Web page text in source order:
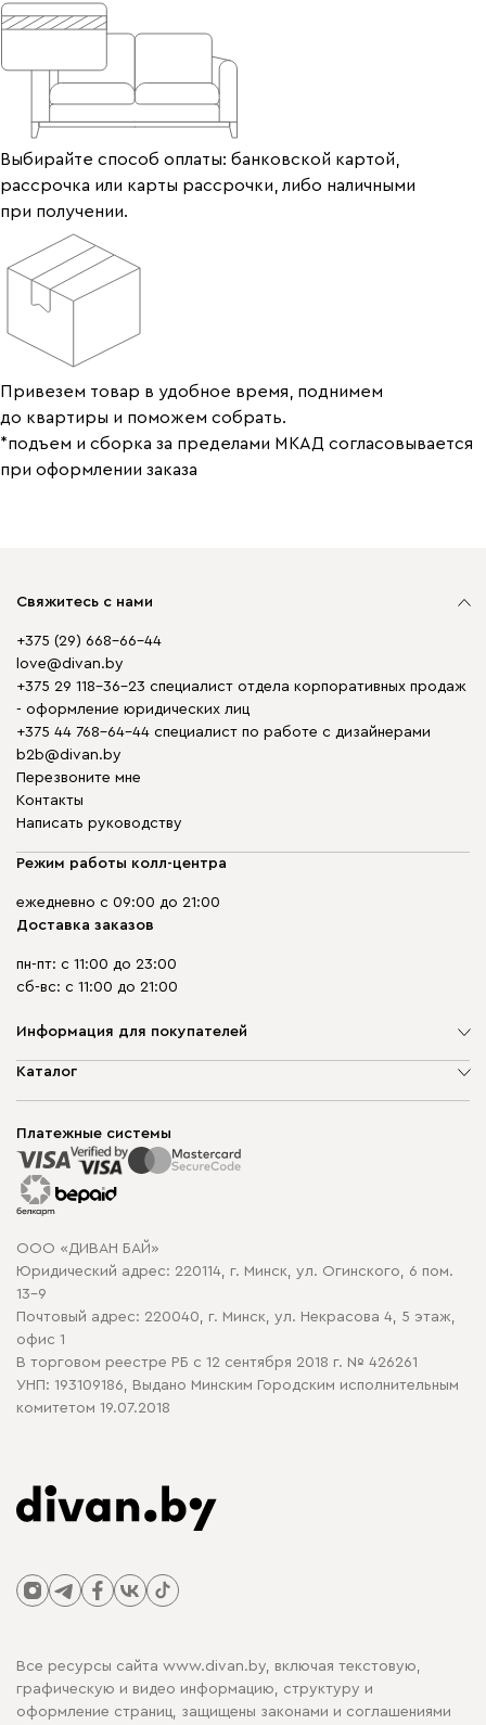
Выбирайте способ оплаты: банковской картой,
рассрочка или карты рассрочки, либо наличными
при получении.
Привезем товар в удобное время, поднимем
до квартиры и поможем собрать.
*подъем и сборка за пределами МКАД согласовывается
при оформлении заказа
Свяжитесь с нами
+375 (29) 668-66-44
love@divan.by
+375 29 118-36-23 специалист отдела корпоративных продаж
- оформление юридических лиц
+375 44 768-64-44 специалист по работе с дизайнерами
b2b@divan.by
Перезвоните мне
Контакты
Написать руководству
Режим работы колл-центра
ежедневно с 09:00 до 21:00
Доставка заказов
пн-пт: с 11:00 до 23:00
сб-вс: с 11:00 до 21:00
Информация для покупателей
О компании
Способы оплаты
Рассрочка и кредит
Гарантия
Карта сайта
Политика конфиденциальности
Политика в отношении обработки cookie
Каталог
Корпусная мебель
Распродажа мебели
Платежные системы
ООО «ДИВАН БАЙ»
Юридический адрес: 220114, г. Минск, ул. Огинского, 6 пом.
13-9
Почтовый адрес: 220040, г. Минск, ул. Некрасова 4, 5 этаж,
офис 1
В торговом реестре РБ с 12 сентября 2018 г. № 426261
УНП: 193109186, Выдано Минским Городским исполнительным
комитетом 19.07.2018
Все ресурсы сайта www.divan.by, включая текстовую,
графическую и видео информацию, структуру и
оформление страниц, защищены законами и соглашениями